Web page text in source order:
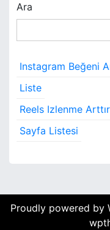
z
ı
g
e
z
i
e
Ara
Instagram Beğeni
Liste
Reels Izlenme
Sayfa Listesi
Proudly powered by